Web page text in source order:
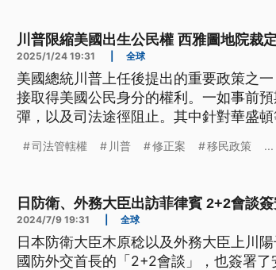
川普限縮美國出生公民權 西雅圖地院裁
2025/1/24 19:31 全球
美國總統川普上任後提出的重要政策之
接取得美國公民身分的權利。一如事前
彈，以及司法途徑阻止。其中針對華盛
司法管轄權 川普 修正案 移民政策 ...
日防衛、外務大臣出訪菲律賓 2+2會談
2024/7/9 19:31 全球
日本防衛大臣木原稔以及外務大臣上川
國防外交首長的「2+2會談」，也簽署